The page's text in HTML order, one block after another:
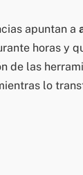
apuntan a
horas y
de las
lo